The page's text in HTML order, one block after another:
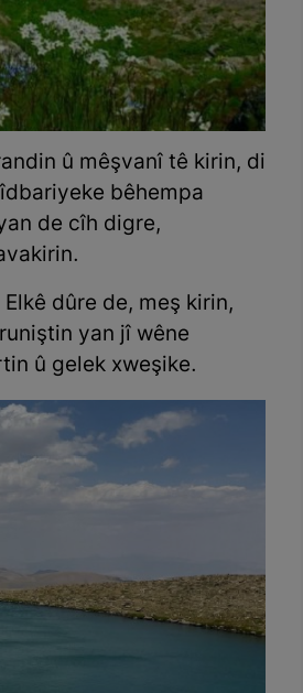
û mêşvanî tê kirin, di
bêhempa
de cîh digre,
dûre de, meş kirin,
yan jî wêne
û gelek xweşike.